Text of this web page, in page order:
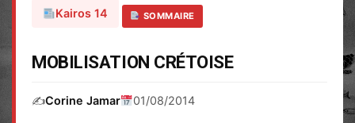
Kairos 14 SOMMAIRE
MOBILISATION CRÉTOISE
✍️Corine Jamar 01/08/2014